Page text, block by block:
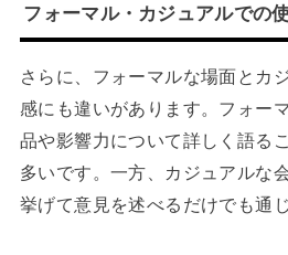
フォーマル・カジュアルでの
さらに、フォーマルな場面とカ
感にも違いがあります。フォー
品や影響力について詳しく語る
多いです。一方、カジュアルな
挙げて意見を述べるだけでも通